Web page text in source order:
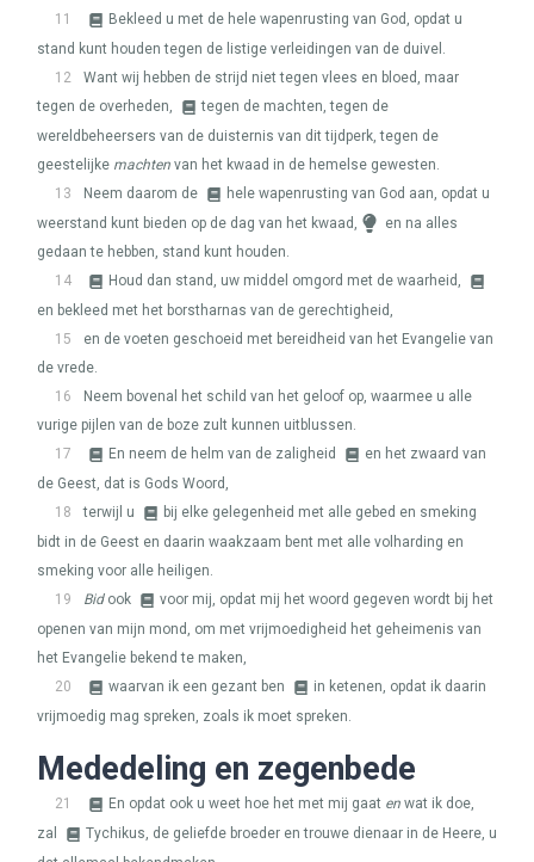
11
Bekleed u met de hele wapenrusting van God, opdat u
stand kunt houden tegen de listige verleidingen van de duivel.
12
Want wij hebben de strijd niet tegen vlees en bloed, maar
tegen de overheden,
tegen de machten, tegen de
wereldbeheersers van de duisternis van dit tijdperk, tegen de
geestelijke machten van het kwaad in de hemelse gewesten.
13
Neem daarom de
hele wapenrusting van God aan, opdat u
weerstand kunt bieden op de dag van het kwaad,
en na alles
gedaan te hebben, stand kunt houden.
14
Houd dan stand, uw middel omgord met de waarheid,
en bekleed met het borstharnas van de gerechtigheid,
15
en de voeten geschoeid met bereidheid van het Evangelie van
de vrede.
16
Neem bovenal het schild van het geloof op, waarmee u alle
vurige pijlen van de boze zult kunnen uitblussen.
17
En neem de helm van de zaligheid
en het zwaard van
de Geest, dat is Gods Woord,
18
terwijl u
bij elke gelegenheid met alle gebed en smeking
bidt in de Geest en daarin waakzaam bent met alle volharding en
smeking voor alle heiligen.
19
Bidook
voor mij, opdat mij het woord gegeven wordt bij het
openen van mijn mond, om met vrijmoedigheid het geheimenis van
het Evangelie bekend te maken,
20
waarvan ik een gezant ben
in ketenen, opdat ik daarin
vrijmoedig mag spreken, zoals ik moet spreken.
Mededeling en zegenbede
21 En opdat ook u weet hoe het met mij gaat en wat ik doe,
zal
Tychikus, de geliefde broeder en trouwe dienaar in de Heere, u